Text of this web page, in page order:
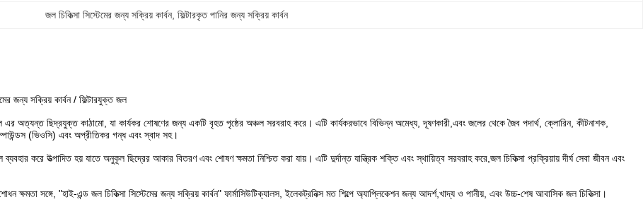
জল চিকিত্সা সিস্টেমের জন্য সক্রিয় কার্বন, ফিল্টারকৃত পানির জন্য সক্রিয় কার্বন
জন্য সক্রিয় কার্বন / ফিল্টারযুক্ত জল
এর অত্যন্ত ছিদ্রযুক্ত কাঠামো, যা কার্যকর শোষণের জন্য একটি বৃহত পৃষ্ঠের অঞ্চল সরবরাহ করে। এটি কার্যকরভাবে বিভিন্ন অমেধ্য, দূষণকারী,এবং জলের থেকে জৈব পদার্থ, ক্লোরিন, কীটনাশক,
(ভিওসি) এবং অপ্রীতিকর গন্ধ এবং স্বাদ সহ।
করে উত্পাদিত হয় যাতে অনুকূল ছিদ্রের আকার বিতরণ এবং শোষণ ক্ষমতা নিশ্চিত করা যায়। এটি দুর্দান্ত যান্ত্রিক শক্তি এবং স্থায়িত্ব সরবরাহ করে,জল চিকিত্সা প্রক্রিয়ায় দীর্ঘ সেবা জীবন এবং
ক্ষমতা সঙ্গে, "হাই-এন্ড জল চিকিত্সা সিস্টেমের জন্য সক্রিয় কার্বন" ফার্মাসিউটিক্যালস, ইলেকট্রনিক্স মত শিল্পে অ্যাপ্লিকেশন জন্য আদর্শ,খাদ্য ও পানীয়, এবং উচ্চ-শেষ আবাসিক জল চিকিত্সা।